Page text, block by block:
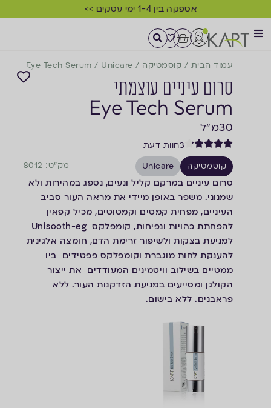
אספקה בין 1-4 ימי עסקים >>
עמוד הבית / קוסמטיקה /
Unicare
/
Eye Tech Serum
סרום עיניים עוצמתי
Eye Tech Serum
30מ"ל
3חוות דעת
קוסמטיקה
Unicare מק"ט: 8012
סרום עיניים במרקם קליל ונעים, נספג במהירות ולא
שמנוני. משפר באופן מיידי את מראה העור סביב
העיניים, מפחית קמטים וקמטוטים, מכיל קפאין
להפחתת כהויות ונפיחות, קומפלקס Unisooth-eg
למניעת בצקות ולשיפור זרימת הדם, חומצה אלגינית
להענקת לחות מוגברת וקומפלקס פפטידים ביו
ממטיים בשילוב וויטמינים המעודדים את ייצור
הקולגן ומסייעים במניעת הזדקנות העור. ללא
פראבנים. ללא בישום.